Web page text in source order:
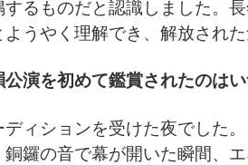
するものだと認識しました。
うやく理解でき、解放された
演を初めて鑑賞されたのは
ィションを受けた夜でした
銅鑼の音で幕が開いた瞬間、